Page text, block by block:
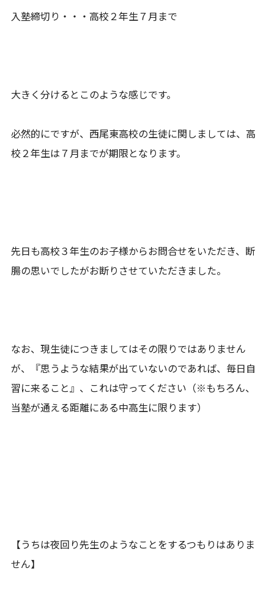
入塾締切り・・・高校２年生７月まで
大きく分けるとこのような感じです。
必然的にですが、西尾東高校の生徒に関しましては、高
校２年生は７月までが期限となります。
先日も高校３年生のお子様からお問合せをいただき、断
腸の思いでしたがお断りさせていただきました。
なお、現生徒につきましてはその限りではありません
が、『思うような結果が出ていないのであれば、毎日自
習に来ること』、これは守ってください（※もちろん、
当塾が通える距離にある中高生に限ります）
【うちは夜回り先生のようなことをするつもりはありま
せん】